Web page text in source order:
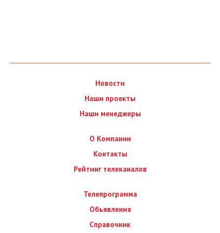
Новости
Наши проекты
Наши менеджеры
О Компании
Контакты
Рейтинг телеканалов
Телепрограмма
Обьявления
Справочник